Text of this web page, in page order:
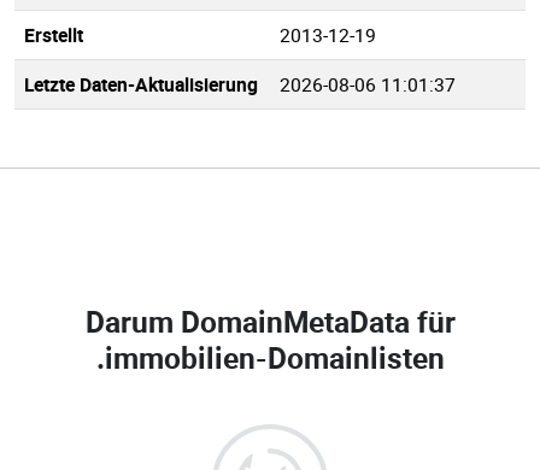
Erstellt
2013-12-19
Letzte Daten-Aktualisierung
2026-08-06 11:01:37
Darum DomainMetaData für
.immobilien-Domainlisten